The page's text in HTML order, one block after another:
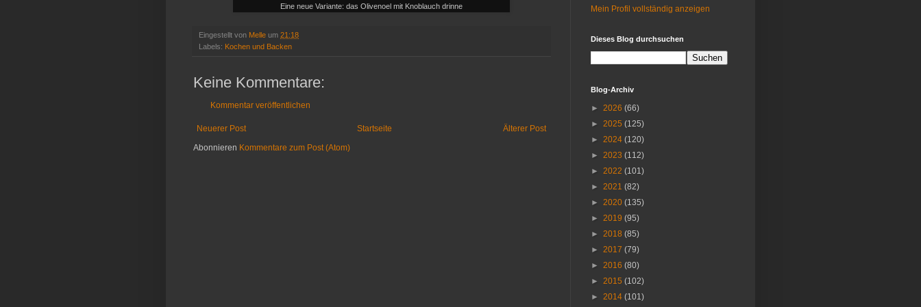
Eine neue Variante: das Olivenoel mit Knoblauch drinne
Eingestellt von Melle um 21:18
Labels: Kochen und Backen
Keine Kommentare:
Kommentar veröffentlichen
Neuerer Post Älterer Post
Startseite
Abonnieren Kommentare zum Post (Atom)
Mein Profil vollständig anzeigen
Dieses Blog durchsuchen
Blog-Archiv
► 2026 (66)
► 2025 (125)
► 2024 (120)
► 2023 (112)
► 2022 (101)
► 2021 (82)
► 2020 (135)
► 2019 (95)
► 2018 (85)
► 2017 (79)
► 2016 (80)
► 2015 (102)
► 2014 (101)